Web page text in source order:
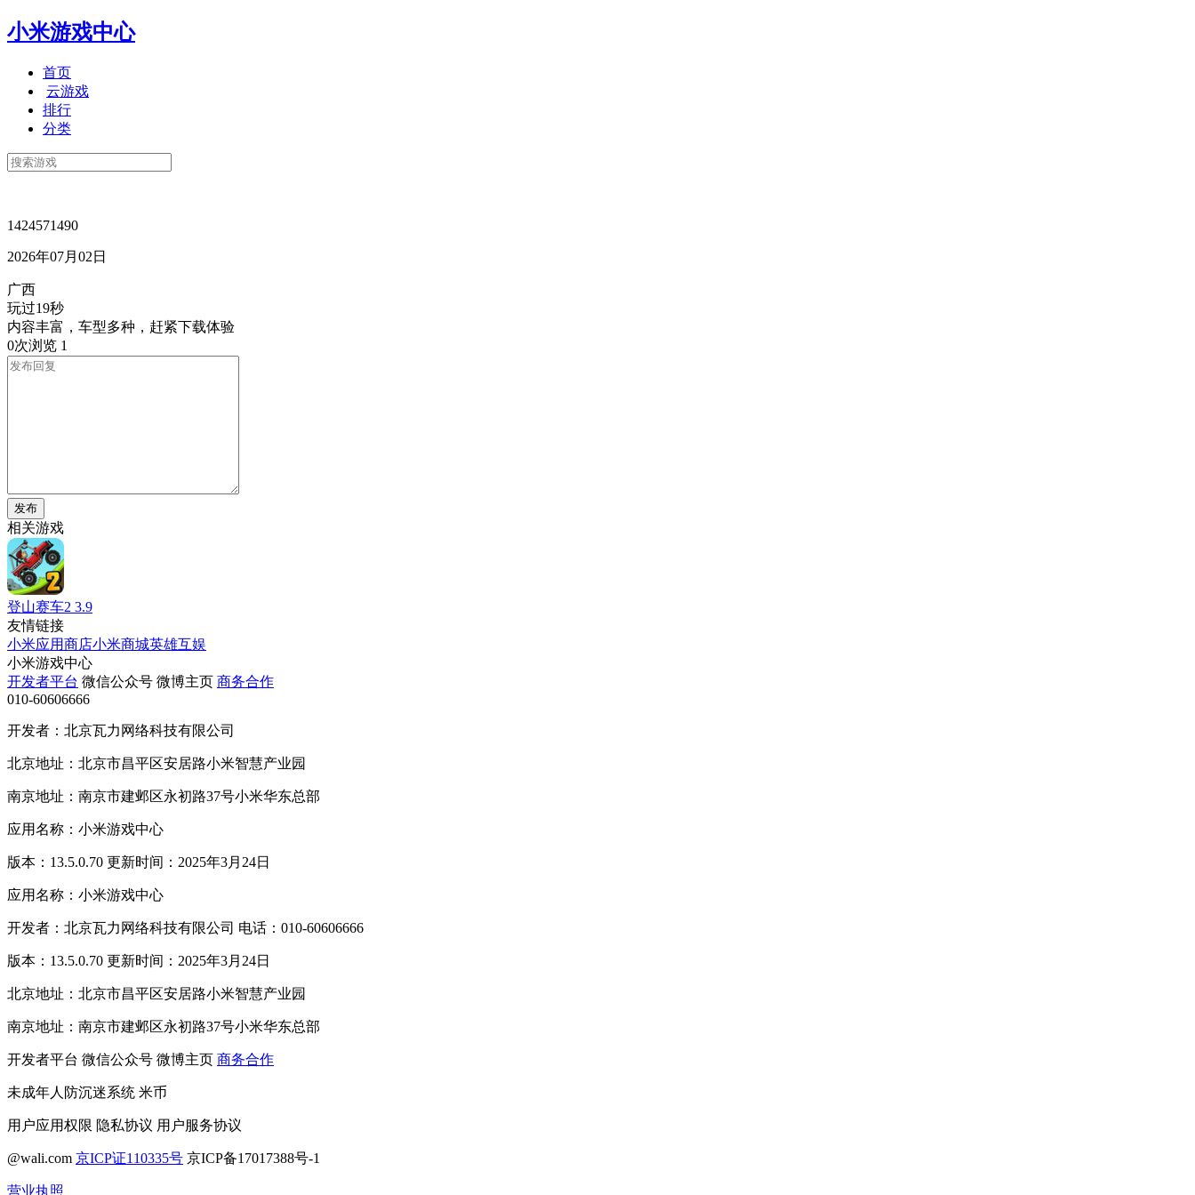
小米游戏中心
首页
云游戏
排行
分类
1424571490
2026年07月02日
广西
玩过19秒
内容丰富，车型多种，赶紧下载体验
0次浏览 1
发布
相关游戏
登山赛车2 3.9
友情链接
小米应用商店小米商城英雄互娱
小米游戏中心
开发者平台 微信公众号 微博主页 商务合作
010-60606666
开发者：北京瓦力网络科技有限公司
北京地址：北京市昌平区安居路小米智慧产业园
南京地址：南京市建邺区永初路37号小米华东总部
应用名称：小米游戏中心
版本：13.5.0.70 更新时间：2025年3月24日
应用名称：小米游戏中心
开发者：北京瓦力网络科技有限公司 电话：010-60606666
版本：13.5.0.70 更新时间：2025年3月24日
北京地址：北京市昌平区安居路小米智慧产业园
南京地址：南京市建邺区永初路37号小米华东总部
开发者平台 微信公众号 微博主页 商务合作
未成年人防沉迷系统 米币
用户应用权限 隐私协议 用户服务协议
@wali.com 京ICP证110335号 京ICP备17017388号-1
营业执照